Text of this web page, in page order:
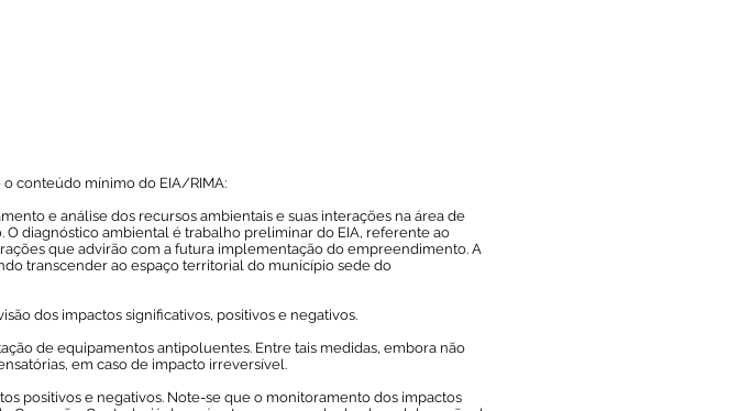
o conteúdo mínimo do EIA/RIMA:
e análise dos recursos ambientais e suas interações na área de
diagnóstico ambiental é trabalho preliminar do EIA, referente ao
que advirão com a futura implementação do empreendimento. A
transcender ao espaço territorial do município sede do
dos impactos significativos, positivos e negativos.
de equipamentos antipoluentes. Entre tais medidas, embora não
em caso de impacto irreversível.
positivos e negativos. Note-se que o monitoramento dos impactos